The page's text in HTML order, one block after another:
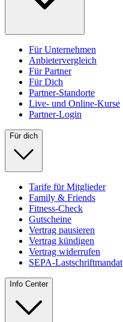
Für Unternehmen
Anbietervergleich
Für Partner
Für Dich
Partner-Standorte
Live- und Online-Kurse
Partner-Login
Für dich
Tarife für Mitglieder
Family & Friends
Fitness-Check
Gutscheine
Vertrag pausieren
Vertrag kündigen
Vertrag widerrufen
SEPA-Lastschriftmandat
Info Center